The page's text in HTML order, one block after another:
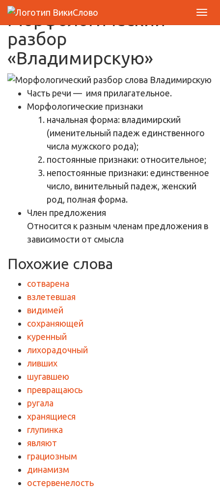
Морфологический
разбор
«Владимирскую»
Часть речи — имя прилагательное.
Морфологические признаки
начальная форма: владимирский
(именительный падеж единственного
числа мужского рода);
постоянные признаки: относительное;
непостоянные признаки: единственное
число, винительный падеж, женский
род, полная форма.
Член предложения
Относится к разным членам предложения в
зависимости от смысла
Похожие слова
сотварена
взлетевшая
видимей
сохраняющей
куренный
лихорадочный
ливших
шугавшею
превращаюсь
ругала
хранящиеся
глупинка
являют
грациозным
динамизм
остервенелость